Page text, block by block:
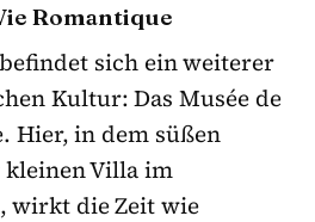
Romantique
sich ein weiterer
Kultur: Das Musée de
Hier, in dem süßen
Villa im
wirkt die Zeit wie